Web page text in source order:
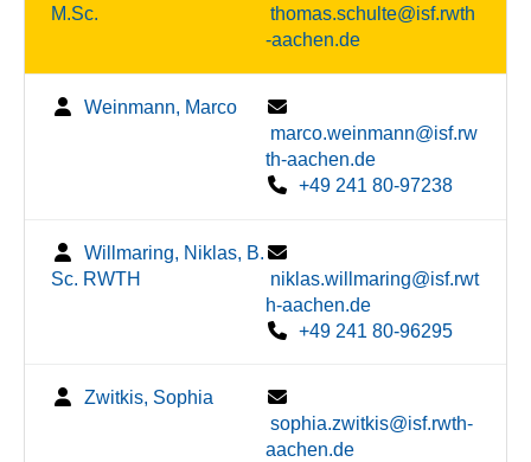
M.Sc.
thomas.schulte@isf.rwth
-aachen.de
Weinmann, Marco
marco.weinmann@isf.rw
th-aachen.de
+49 241 80-97238
Willmaring, Niklas, B.
Sc. RWTH
niklas.willmaring@isf.rwt
h-aachen.de
+49 241 80-96295
Zwitkis, Sophia
sophia.zwitkis@isf.rwth-
aachen.de